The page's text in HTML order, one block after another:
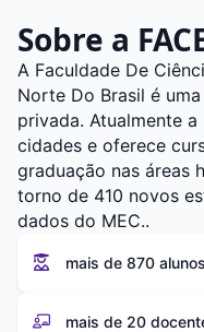
Sobre a
A Faculdade De
Norte Do Brasil é
privada. Atualmente a
cidades e oferece
graduação nas áreas
torno de 410 novos
dados do MEC..
mais de 870
mais de 20